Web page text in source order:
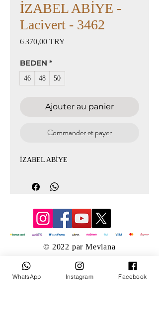
İZABEL ABİYE -
Lacivert - 3462
6 370,00 TRY
BEDEN *
46 48 50
Ajouter au panier
Commander et payer
İZABEL ABİYE
© 2022 par Mevlana
WhatsApp Instagram Facebook